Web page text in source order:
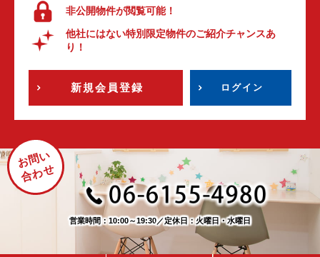
非公開物件が閲覧可能！
他社にはない特別限定物件のご紹介チャンスあ
り！
新規会員登録 ログイン
お問い
合わせ
営業時間：10:00～19:30／定休日：火曜日・水曜日